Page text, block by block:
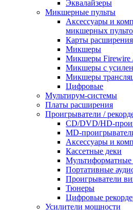
Эквалайзеры
Микшерные пульты
Аксессуары и
микшерных
Карты расширения
Микшеры
Микшеры Firewire
Микшеры с
Микшеры
Цифровые
Мультирум-системы
Платы расширения
Проигрыватели /
CD/DVD/HD-
MD-
Аксессуары и
Кассетные деки
Мультиформатные
Портативные
Проигрыватели
Тюнеры
Цифровые
Усилители мощности